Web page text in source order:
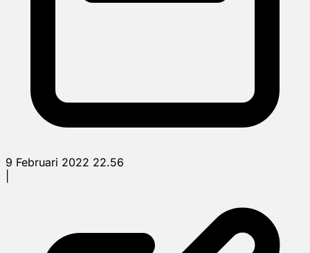
9 Februari 2022 22.56